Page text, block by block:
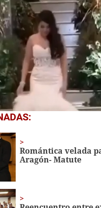
Romántica velada
Aragón- Matute